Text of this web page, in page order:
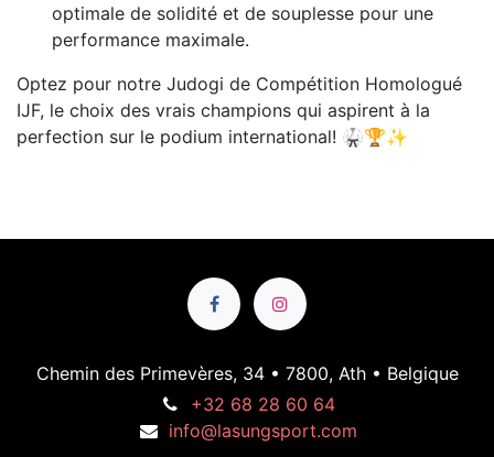
optimale de solidité et de souplesse pour une
performance maximale.
Optez pour notre Judogi de Compétition Homologué
IJF, le choix des vrais champions qui aspirent à la
perfection sur le podium international! 🥋🏆✨
Chemin des Primevères, 34 • 7800, Ath • Belgique
+32 68 28 60 64
info@lasungsport.com